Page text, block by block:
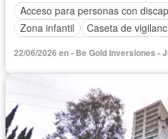
Acceso para personas con
Zona infantil
Caseta de
Recámara con closet
Seguridad
Sin amueblar
22/06/2026 en - Be Gold Inversiones -